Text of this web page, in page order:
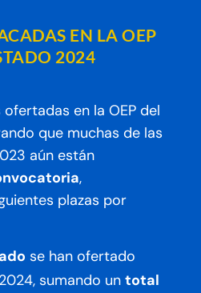
EN LA OEP
2024
en la OEP del
que muchas de las
aún están
,
plazas por
se han ofertado
sumando untotal